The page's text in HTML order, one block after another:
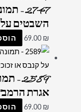
השבטים על
69.00 ₪
2589
אגרת
69.00 ₪